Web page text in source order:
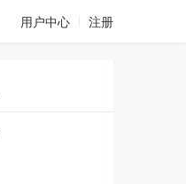
用户中心 注册